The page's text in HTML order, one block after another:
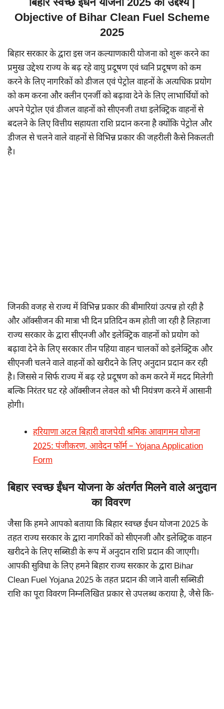
Objective of Bihar Clean Fuel Scheme
2025
बिहार सरकार के द्वारा इस जन कल्याणकारी योजना को शुरू करने का
प्रमुख उद्देश्य राज्य के बढ़ रहे वायु प्रदूषण एवं ध्वनि प्रदूषण को कम
करने के लिए नागरिकों को डीजल एवं पेट्रोल वाहनों के अत्यधिक प्रयोग
को कम करना और क्लीन एनर्जी को बढ़ावा देने के लिए लाभार्थियों को
अपने पेट्रोल एवं डीजल वाहनों को सीएनजी तथा इलेक्ट्रिक वाहनों से
बदलने के लिए वित्तीय सहायता राशि प्रदान करना है क्योंकि पेट्रोल और
डीजल से चलने वाले वाहनों से विभिन्न प्रकार की जहरीली कैसे निकलती
है।
जिनकी वजह से राज्य में विभिन्न प्रकार की बीमारियां उत्पन्न हो रही है
और ऑक्सीजन की मात्रा भी दिन प्रतिदिन कम होती जा रही है लिहाजा
राज्य सरकार के द्वारा सीएनजी और इलेक्ट्रिक वाहनों को प्रयोग को
बढ़ावा देने के लिए सरकार तीन पहिया वाहन चालकों को इलेक्ट्रिक और
सीएनजी चलने वाले वाहनों को खरीदने के लिए अनुदान प्रदान कर रही
है। जिससे न सिर्फ राज्य में बढ़ रहे प्रदूषण को कम करने में मदद मिलेगी
बल्कि निरंतर घट रहे ऑक्सीजन लेवल को भी नियंत्रण करने में आसानी
होगी।
हरियाणा अटल बिहारी वाजपेयी श्रमिक आवागमन योजना
2025: पंजीकरण, आवेदन फॉर्म – Yojana Application
Form
बिहार स्वच्छ ईंधन योजना के अंतर्गत मिलने वाले अनुदान
का विवरण
जैसा कि हमने आपको बताया कि बिहार स्वच्छ ईंधन योजना 2025 के
तहत राज्य सरकार के द्वारा नागरिकों को सीएनजी और इलेक्ट्रिक वाहन
खरीदने के लिए सब्सिडी के रूप में अनुदान राशि प्रदान की जाएगी।
आपकी सुविधा के लिए हमने बिहार राज्य सरकार के द्वारा Bihar
Clean Fuel Yojana 2025 के तहत प्रदान की जाने वाली सब्सिडी
राशि का पूरा विवरण निम्नलिखित प्रकार से उपलब्ध कराया है, जैसे कि-